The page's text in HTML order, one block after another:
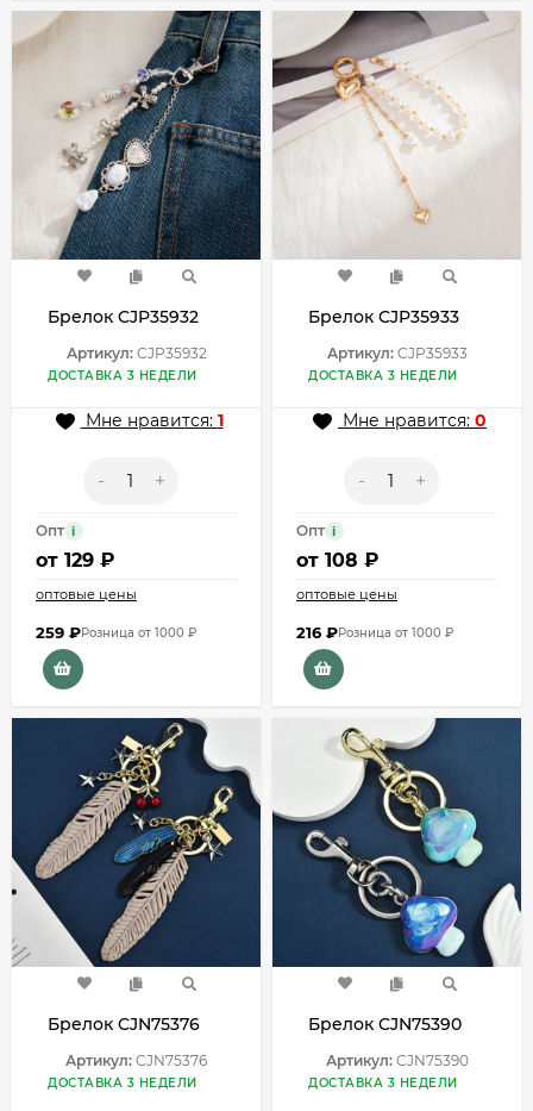
Брелок CJP35932
Артикул:CJP35932
ДОСТАВКА 3 НЕДЕЛИ
Мне нравится: 1
- +
Опт i
от 129 ₽
оптовые цены
259 ₽Розница от 1000 ₽
Брелок CJP35933
Артикул:CJP35933
ДОСТАВКА 3 НЕДЕЛИ
Мне нравится: 0
- +
Опт i
от 108 ₽
оптовые цены
216 ₽Розница от 1000 ₽
Брелок CJN75376
Артикул: CJN75376
ДОСТАВКА 3 НЕДЕЛИ
Брелок CJN75390
Артикул:CJN75390
ДОСТАВКА 3 НЕДЕЛИ